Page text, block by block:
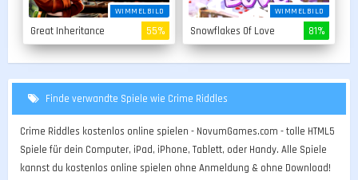
WIMMELBILD
Great Inheritance 55%
WIMMELBILD
Snowflakes Of Love 81%
Finde verwandte Spiele wie Crime Riddles
Crime Riddles kostenlos online spielen - NovumGames.com - tolle HTML5
Spiele für dein Computer, iPad, iPhone, Tablett, oder Handy. Alle Spiele
kannst du kostenlos online spielen ohne Anmeldung & ohne Download!